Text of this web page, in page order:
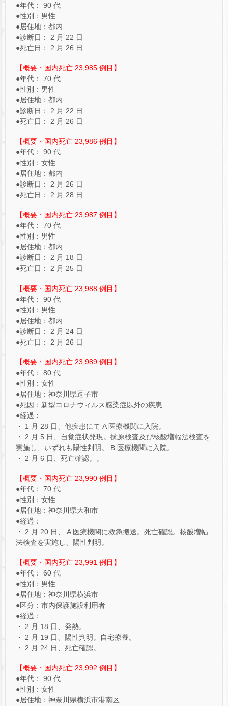
●年代： 90 代
●性別：男性
●居住地：都内
●診断日： 2 月 22 日
●死亡日： 2 月 26 日
【概要・国内死亡 23,985 例目】
●年代： 70 代
●性別：男性
●居住地：都内
●診断日： 2 月 22 日
●死亡日： 2 月 26 日
【概要・国内死亡 23,986 例目】
●年代： 90 代
●性別：女性
●居住地：都内
●診断日： 2 月 26 日
●死亡日： 2 月 28 日
【概要・国内死亡 23,987 例目】
●年代： 70 代
●性別：男性
●居住地：都内
●診断日： 2 月 18 日
●死亡日： 2 月 25 日
【概要・国内死亡 23,988 例目】
●年代： 90 代
●性別：男性
●居住地：都内
●診断日： 2 月 24 日
●死亡日： 2 月 26 日
【概要・国内死亡 23,989 例目】
●年代： 80 代
●性別：女性
●居住地：神奈川県逗子市
●死因：新型コロナウィルス感染症以外の疾患
●経過：
・ 1 月 28 日、他疾患にて A 医療機関に入院。
・ 2 月 5 日、自覚症状発現。抗原検査及び核酸増幅法検査を
実施し、いずれも陽性判明。 B 医療機関に入院。
・ 2 月 6 日、死亡確認。。
【概要・国内死亡 23,990 例目】
●年代： 70 代
●性別：女性
●居住地：神奈川県大和市
●経過：
・ 2 月 20 日、 A 医療機関に救急搬送。死亡確認。核酸増幅
法検査を実施し、陽性判明。
【概要・国内死亡 23,991 例目】
●年代： 60 代
●性別：男性
●居住地：神奈川県横浜市
●区分：市内保護施設利用者
●経過：
・ 2 月 18 日、発熱。
・ 2 月 19 日、陽性判明。自宅療養。
・ 2 月 24 日、死亡確認。
【概要・国内死亡 23,992 例目】
●年代： 90 代
●性別：女性
●居住地：神奈川県横浜市港南区